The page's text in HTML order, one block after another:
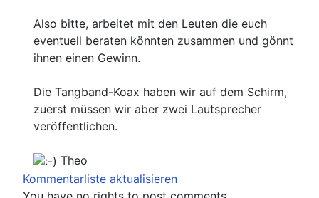
Also bitte, arbeitet mit den Leuten die euch
eventuell beraten könnten zusammen und gönnt
ihnen einen Gewinn.
Die Tangband-Koax haben wir auf dem Schirm,
zuerst müssen wir aber zwei Lautsprecher
veröffentlichen.
Theo
Kommentarliste aktualisieren